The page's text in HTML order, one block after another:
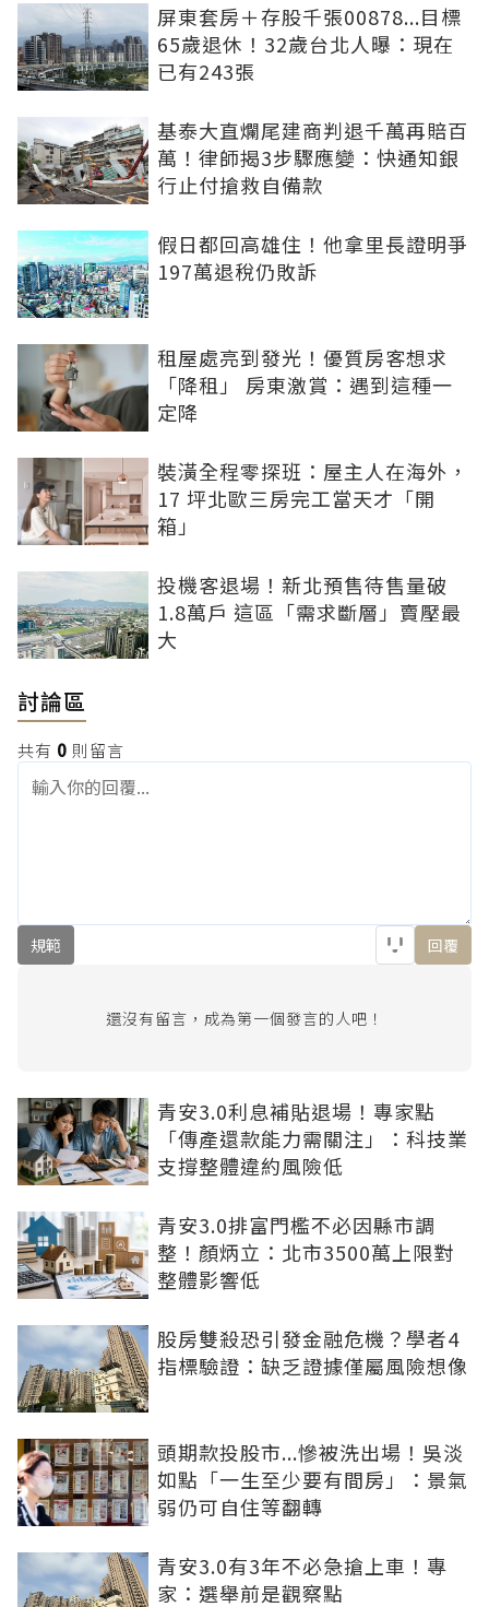
屏東套房＋存股千張00878...目標
65歲退休！32歲台北人曝：現在
已有243張
基泰大直爛尾建商判退千萬再賠百
萬！律師揭3步驟應變：快通知銀
行止付搶救自備款
假日都回高雄住！他拿里長證明爭
197萬退稅仍敗訴
租屋處亮到發光！優質房客想求
「降租」 房東激賞：遇到這種一
定降
裝潢全程零探班：屋主人在海外，
17 坪北歐三房完工當天才「開
箱」
投機客退場！新北預售待售量破
1.8萬戶 這區「需求斷層」賣壓最
大
討論區
共有 0 則留言
規範 回覆
還沒有留言，成為第一個發言的人吧！
青安3.0利息補貼退場！專家點
「傳產還款能力需關注」：科技業
支撐整體違約風險低
青安3.0排富門檻不必因縣市調
整！顏炳立：北市3500萬上限對
整體影響低
股房雙殺恐引發金融危機？學者4
指標驗證：缺乏證據僅屬風險想像
頭期款投股市...慘被洗出場！吳淡
如點「一生至少要有間房」：景氣
弱仍可自住等翻轉
青安3.0有3年不必急搶上車！專
家：選舉前是觀察點